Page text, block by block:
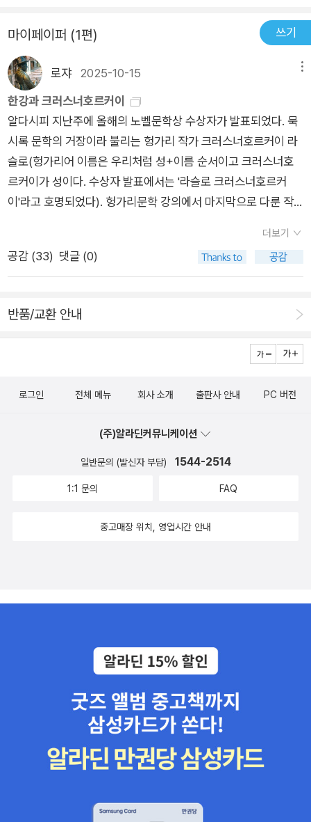
다 본 또다른 관점들이 눈에 들어왔다.이 책은 아직 한강 작가의
작품을 읽기 전인 사람들 혹은 한강 작가의 작품의 내용이 어렵게
만 느껴지는 이들이 읽게 된다면 길잡이가 될 수 있는 책이다.
마이페이퍼 (1편) 쓰기
로쟈2025-10-15
한강과 크러스너호르커이
알다시피 지난주에 올해의 노벨문학상 수상자가 발표되었다. 묵
시록 문학의 거장이라 불리는 헝가리 작가 크러스너호르커이 라
슬로(헝가리어 이름은 우리처럼 성+이름 순서이고 크러스너호
르커이가 성이다. 수상자 발표에서는 '라슬로 크러스너호르커
이'라고 호명되었다). 헝가리문학 강의에서 마지막으로 다룬 작
다. 발표가 있던 지난 9일 오전에 크러스너호르커이의 <저항의
멜랑콜리>를 강의에서 읽으며 그런 기대와 함께 예측이 빗나갈
가가 뜻밖의 수상자로 호명되면서(크러스너호르커이가 유력 후
보였던 올해와는 다르게 어떤 도박사이트에서도 예측하지 못한
결과였다) 우리가 기억하는 대로 한강의 소설들이 엄청나게 팔려
한 난해성(난이도)에도 불구하고 현재 크러스너호르커이의 책들
까 하는 게 나의 예측이다). 지난해 한강 수상의 여파로 겨울학기
강의가 한강 작품 읽기로 도배가됐던 기억이 새삼 떠오르는데, 그
정도는 아니지만 올해도 크러스너호르커이 작품 읽기가 겨울학
극히 제한적인 독자들 사이에서 읽히는 작가가 이렇듯 뜨거운 관
된 건 아니지만, 아마도 겨울에 진행하는 크러스너호르커이 강의
르커이 입문용 책으로 구성해도 좋지 않을까란 생각을 혼자 해본
다). 한국 작가로는 드물게 전작 읽기를 진행하고 나니 한강과 관
나온 책들도 그렇다. 독서모임에서 진행한 한강 읽기의 결과물이
<한강 문학 기행>으로 나왔고, 그보다 앞서는 전국국어교사모
임에서 <한강을 읽는 시간>을 펴냈다. 전업 평론가들의 한강 읽
기로는 <빛과 사랑의 언어>도 이번에 출간됐다. 내년쯤에는 크
더 번역돼 나와야 한다. 멜랑콜리 4부작의 세번째 책 <전쟁과 전
더보기
공감 (33) 댓글 (0)
반품/교환 안내
로그인 전체 메뉴 회사 소개 출판사 안내 PC 버전
(주)알라딘커뮤니케이션
일반문의 (발신자 부담) 1544-2514
1:1 문의 FAQ
중고매장 위치, 영업시간 안내